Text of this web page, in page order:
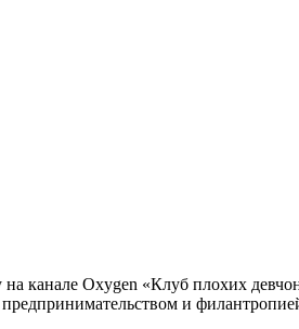
на канале Oxygen «Клуб плохих
и